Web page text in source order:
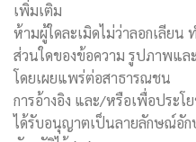
เพิ่มเติม
ห้ามผู้ใดละเมิดไม่ว่าลอกเลีย
ส่วนใดของข้อความ รูปภาพแล
โดยเผยแพร่ต่อสาธารณชน
การอ้างอิง และ/หรือเพื่อประโ
ได้รับอนุญาตเป็นลายลักษณ์อัก